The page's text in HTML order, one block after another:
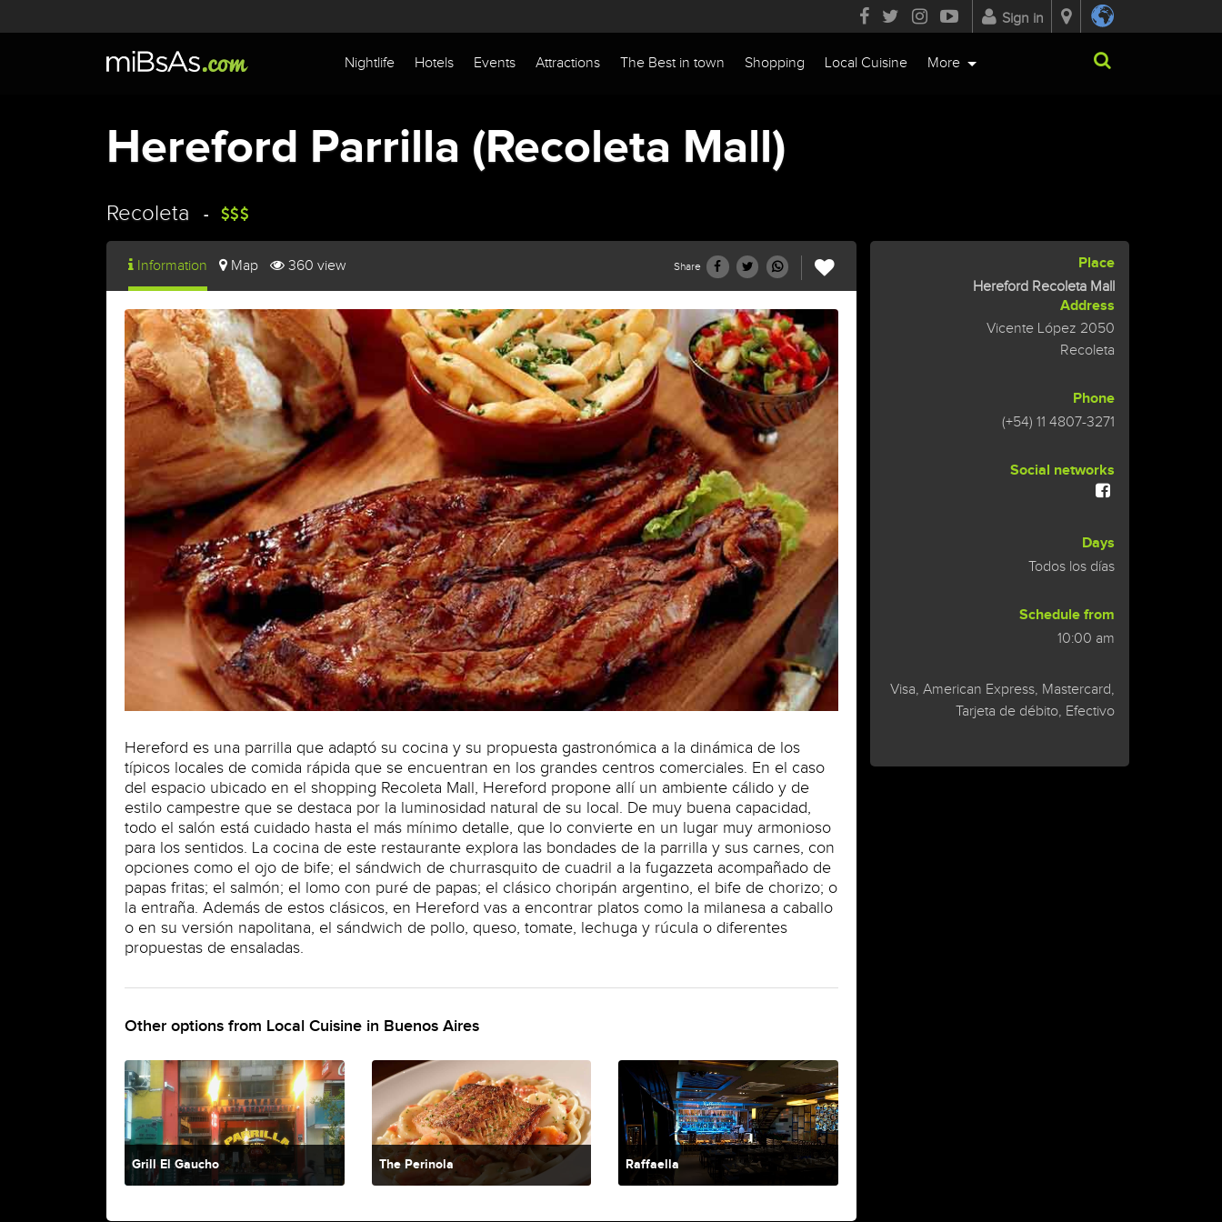
Sign in
Nightlife Hotels Events Attractions The Best in town Shopping Local Cuisine More
Hereford Parrilla (Recoleta Mall)
Recoleta
Share
Information Map 360 view
Hereford es una parrilla que adaptó su cocina y su propuesta gastronómica a la dinámica de los
típicos locales de comida rápida que se encuentran en los grandes centros comerciales. En el caso
del espacio ubicado en el shopping Recoleta Mall, Hereford propone allí un ambiente cálido y de
estilo campestre que se destaca por la luminosidad natural de su local. De muy buena capacidad,
todo el salón está cuidado hasta el más mínimo detalle, que lo convierte en un lugar muy armonioso
para los sentidos. La cocina de este restaurante explora las bondades de la parrilla y sus carnes, con
opciones como el ojo de bife; el sándwich de churrasquito de cuadril a la fugazzeta acompañado de
papas fritas; el salmón; el lomo con puré de papas; el clásico choripán argentino, el bife de chorizo; o
la entraña. Además de estos clásicos, en Hereford vas a encontrar platos como la milanesa a caballo
o en su versión napolitana, el sándwich de pollo, queso, tomate, lechuga y rúcula o diferentes
propuestas de ensaladas.
Other options from Local Cuisine in Buenos Aires
Grill El Gaucho The Perinola Raffaella
Place
Hereford Recoleta Mall
Address
Vicente López 2050
Recoleta
Phone
(+54) 11 4807-3271
Social networks
Days
Todos los días
Schedule from
10:00 am
Visa, American Express, Mastercard,
Tarjeta de débito, Efectivo